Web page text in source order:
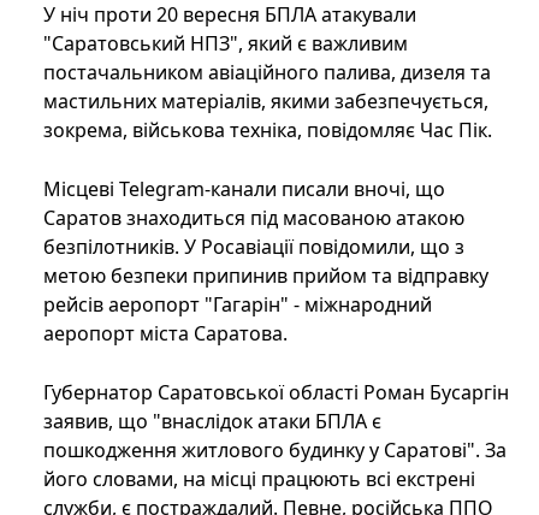
У ніч проти 20 вересня БПЛА атакували
"Саратовський НПЗ", який є важливим
постачальником авіаційного палива, дизеля та
мастильних матеріалів, якими забезпечується,
зокрема, військова техніка, повідомляє Час Пік.
Місцеві Telegram-канали писали вночі, що
Саратов знаходиться під масованою атакою
безпілотників. У Росавіації повідомили, що з
метою безпеки припинив прийом та відправку
рейсів аеропорт "Гагарін" - міжнародний
аеропорт міста Саратова.
Губернатор Саратовської області Роман Бусаргін
заявив, що "внаслідок атаки БПЛА є
пошкодження житлового будинку у Саратові". За
його словами, на місці працюють всі екстрені
служби, є постраждалий. Певне, російська ППО